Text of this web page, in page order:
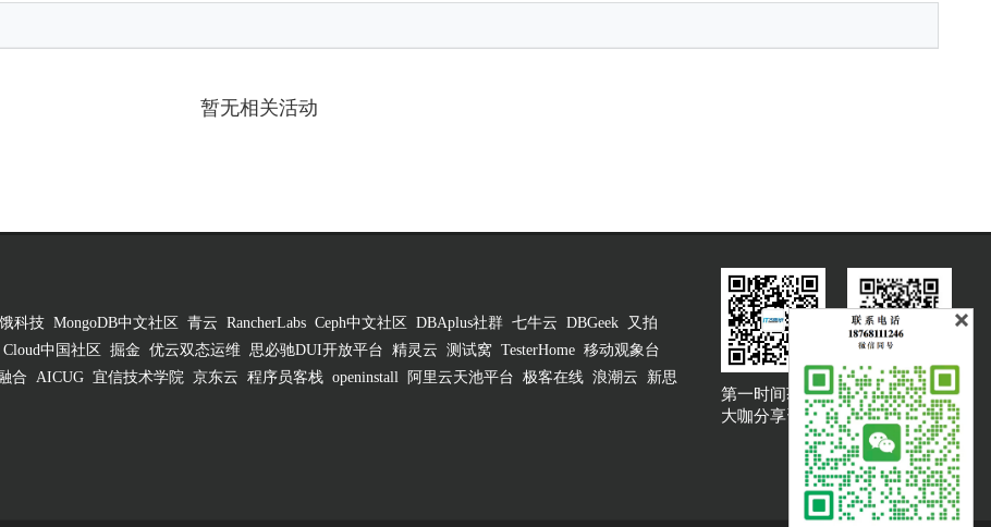
暂无相关活动
饿科技 MongoDB中文社区 青云 RancherLabs Ceph中文社区 DBAplus社群 七牛云 DBGeek
又拍
Cloud中国社区 掘金 优云双态运维 思必驰DUI开放平台 精灵云 测试窝 TesterHome 移动观象台
合 AICUG 宜信技术学院 京东云 程序员客栈 openinstall 阿里云天池平台 极客在线 浪潮云
新思
第一时间获取
大咖分享资讯
大咖说吐槽客服